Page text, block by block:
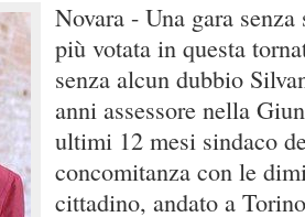
Novara - Una gara
più votata in questa
senza alcun dubbio
anni assessore nella
ultimi 12 mesi sindaco
concomitanza con le
cittadino, andato a